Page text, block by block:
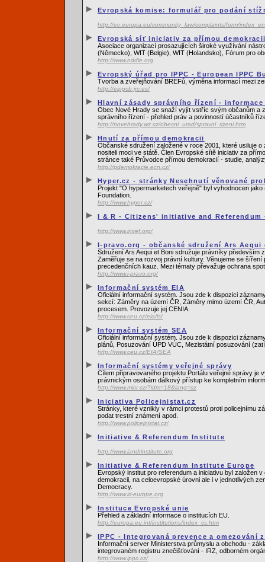
Evropská komise: formulář pro podání
http://ec.europa.eu/community_law/complaints/form/
Evropská síť iniciativ za přímou
Asociace organizací prosazujících široké využívání
(Německo), WIT (Belgie), WIT (Holandsko), Fórum pro
http://www.nddie.org
Evropský úřad pro IPPC - European IPPC
Tvorba a zveřejňování BREFů, výměna informací mezi
http://eippcb.jrc.es/
Hlavní zásady správního řízení -
Obec Nové Hrady se snaží vyjít vstříc svým občanům a
správního řízení - přehled práv a povinností účastníků
http://novehrady.wz.cz/obecni_urad/spravni_rizeni.htm
Hnutí za přímou demokracii
Občanské sdružení založené v roce 2001, které usiluje
nositeli moci ve státě. Člen Evropské sítě iniciativ za
stránce také Průvodce přímou demokracií - studie,
http://pdemokracie.ecn.cz/
Hyper.cz - stránky Nesehnutí věnované
Projekt "O hypermarketech veřejně" byl vyhodnocen
Foundation.
http://www.hyper.cz/
I & R - Citizens' initiative and
http://www.iniref.org/
I-pravo.org - občanské sdružení Ars Aequi
Sdružení Ars Aequi et Boni sdružuje právníky
Zaměřuje se na rozvoj právní kultury. Věnujeme se
precedenčních kauz. Mezi tématy převažuje ochrana
http://www.i-pravo.org/
Informační systém EIA
Oficiální informační systém. Jsou zde k dispozici
sekcí: Záměry na území ČR, Záměry mimo území ČR,
procesem. Provozuje jej CENIA.
http://www.ceu.cz/eia/is/
Informační systém SEA
Oficiální informační systém. Jsou zde k dispozici
plánů, Posuzování ÚPD VÚC, Mezistátní posuzování
http://www.ceu.cz/EIA/SEA
Informační systémy veřejné správy
Cílem připravovaného projektu Portálu veřejné správy je
právnickým osobám dálkový přístup ke kompletním
http://www.micr.cz/?idm=18&lang=cz
Iniciativa Policejnistat.cz
Stránky, které vznikly v rámci protestů proti policejnímu
podat trestní známení apod.
http://www.policejnistat.cz/
Initiative & Referendum Institute
http://www.iandrinstitute.org
Initiative & Referendum Institute Europe
Evropský institut pro referendum a iniciativu byl založen
demokracii, na celoevropské úrovni ale i v jednotlivých
Democracy.
http://www.iri-europe.org
Instituce Evropské unie
Přehled a základní informace o institucích EU.
http://europa.eu.int/institutions/index_cs.htm
IPPC - Integrovaná prevence a
Informační server Ministerstva průmyslu a obchodu -
integrovaném registru znečišťování - IRZ, odborném
http://www.ippc.cz/